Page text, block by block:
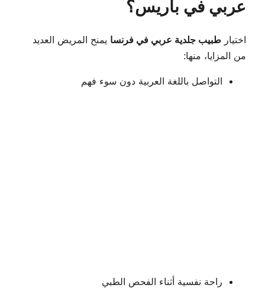
عربي في باريس؟
اختيار طبيب جلدية عربي في فرنسا يمنح المريض العديد
من المزايا، منها:
التواصل باللغة العربية دون سوء فهم
راحة نفسية أثناء الفحص الطبي